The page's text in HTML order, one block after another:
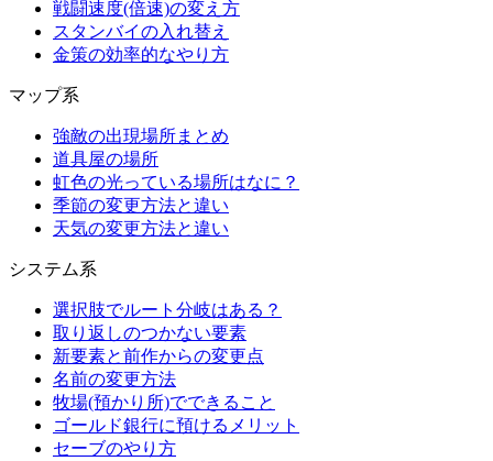
戦闘速度(倍速)の変え方
スタンバイの入れ替え
金策の効率的なやり方
マップ系
強敵の出現場所まとめ
道具屋の場所
虹色の光っている場所はなに？
季節の変更方法と違い
天気の変更方法と違い
システム系
選択肢でルート分岐はある？
取り返しのつかない要素
新要素と前作からの変更点
名前の変更方法
牧場(預かり所)でできること
ゴールド銀行に預けるメリット
セーブのやり方